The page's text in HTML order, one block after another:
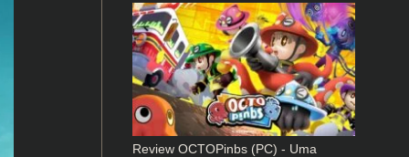
Review OCTOPinbs (PC) - Uma